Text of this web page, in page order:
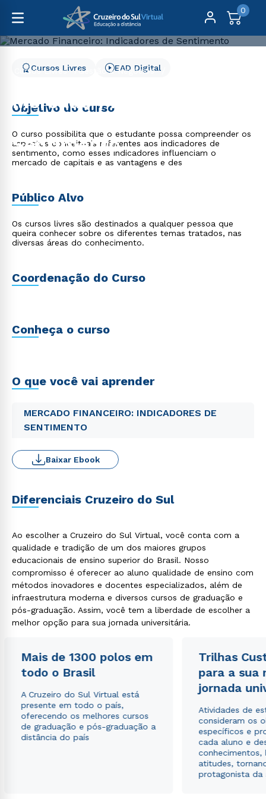
0
Cursos Livres
Gestão e Negócios
Mercado Financeiro:
Indicadores de
Sentimento
Cursos Livres EAD Digital
Objetivo do curso
O curso possibilita que o estudante possa compreender os
aspectos conceituais referentes aos indicadores de
sentimento, como esses indicadores influenciam o
mercado de capitais e as vantagens e des
Público Alvo
Os cursos livres são destinados a qualquer pessoa que
queira conhecer sobre os diferentes temas tratados, nas
diversas áreas do conhecimento.
Coordenação do Curso
Conheça o curso
O que você vai aprender
MERCADO FINANCEIRO: INDICADORES DE
SENTIMENTO
Baixar Ebook
Diferenciais Cruzeiro do Sul
Ao escolher a Cruzeiro do Sul Virtual, você conta com a
qualidade e tradição de um dos maiores grupos
educacionais de ensino superior do Brasil. Nosso
compromisso é oferecer ao aluno qualidade de ensino com
métodos inovadores e docentes especializados, além de
infraestrutura moderna e diversos cursos de graduação e
pós-graduação. Assim, você tem a liberdade de escolher a
melhor opção para sua jornada universitária.
Mais de 1300 polos em
todo o Brasil
A Cruzeiro do Sul Virtual está
presente em todo o país,
oferecendo os melhores cursos
de graduação e pós-graduação a
distância do país
Trilhas
para a sua
jornada
Atividades de
consideram os
específicos e
cada aluno e
conhecimentos,
atitudes,
protagonista da